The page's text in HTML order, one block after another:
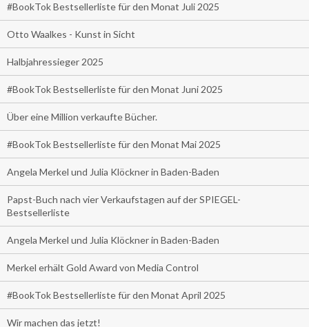
#BookTok Bestsellerliste für den Monat Juli 2025
Otto Waalkes - Kunst in Sicht
Halbjahressieger 2025
#BookTok Bestsellerliste für den Monat Juni 2025
Über eine Million verkaufte Bücher.
#BookTok Bestsellerliste für den Monat Mai 2025
Angela Merkel und Julia Klöckner in Baden-Baden
Papst-Buch nach vier Verkaufstagen auf der SPIEGEL-
Bestsellerliste
Angela Merkel und Julia Klöckner in Baden-Baden
Merkel erhält Gold Award von Media Control
#BookTok Bestsellerliste für den Monat April 2025
Wir machen das jetzt!